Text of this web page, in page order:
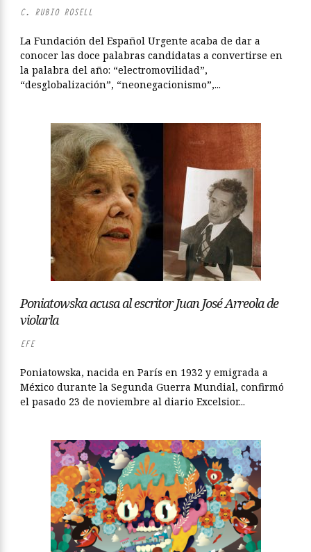
C. RUBIO ROSELL
La Fundación del Español Urgente acaba de dar a
conocer las doce palabras candidatas a convertirse en
la palabra del año: “electromovilidad”,
“desglobalización”, “neonegacionismo”,...
Poniatowska acusa al escritor Juan José Arreola de
violarla
EFE
Poniatowska, nacida en París en 1932 y emigrada a
México durante la Segunda Guerra Mundial, confirmó
el pasado 23 de noviembre al diario Excelsior...